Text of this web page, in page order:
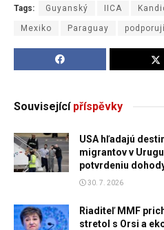
Tags: Guyanský IICA
Mexiko Paraguay podporují
Souvisejícípříspěvky
USA hľadajú
migrantov v
potvrdeniu
30. 7. 2026
Riaditeľ MMF
stretol s Orsi a